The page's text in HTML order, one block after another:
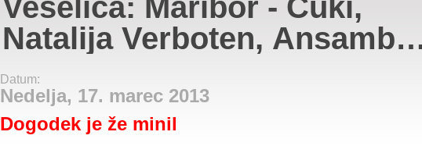
Veselica: Maribor - Čuki,
Natalija Verboten, Ansambel
Modrijani, Alfi Nipič, Nina
Pušlar, Prifarski Muzikanti,
Adi Smolar
Datum:
Nedelja, 17. marec 2013
Dogodek je že minil